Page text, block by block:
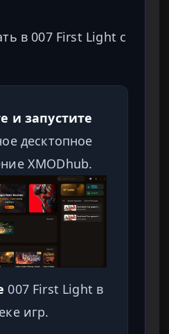
в 007 First Light с
и запустите
десктопное
XMODhub.
007 First Light в
игр.